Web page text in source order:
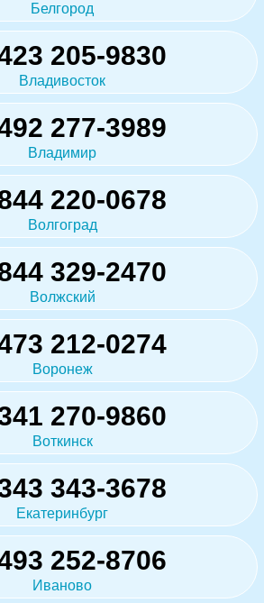
Белгород
205-9830
Владивосток
277-3989
Владимир
220-0678
Волгоград
329-2470
Волжский
212-0274
Воронеж
270-9860
Воткинск
343-3678
Екатеринбург
252-8706
Иваново